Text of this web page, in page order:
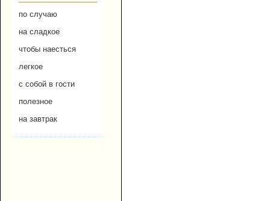
по случаю
на сладкое
чтобы наесться
легкое
с собой в гости
полезное
на завтрак